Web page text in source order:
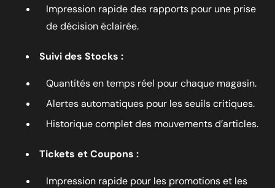
Impression rapide des rapports pour une prise
de décision éclairée.
Suivi des Stocks :
Quantités en temps réel pour chaque magasin.
Alertes automatiques pour les seuils critiques.
Historique complet des mouvements d’articles.
Tickets et Coupons :
Impression rapide pour les promotions et les